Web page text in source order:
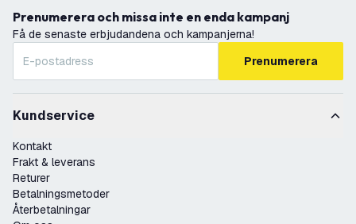
Prenumerera och missa inte en enda kampanj
Få de senaste erbjudandena och kampanjerna!
Prenumerera
Kundservice
Kontakt
Frakt & leverans
Returer
Betalningsmetoder
Återbetalningar